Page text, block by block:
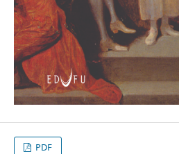
PDF